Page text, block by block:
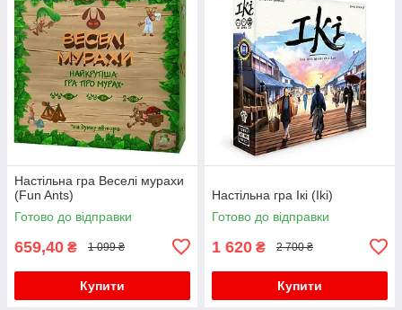
Настільна гра Веселі мурахи
(Fun Ants)
Готово до відправки
659,40 ₴ 1 099 ₴
Купити
Настільна гра Ікі (Iki)
Готово до відправки
1 620 ₴ 2 700 ₴
Купити